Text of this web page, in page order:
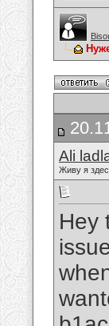
Ali
Живу я
Hey